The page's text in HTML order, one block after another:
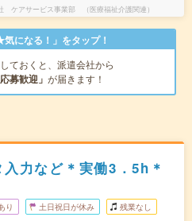
ケアサービス事業部 （医療福祉介護関連）
になる！」をタップ！
ておくと、派遣会社から
応募歓迎」 が届きます！
力など＊実働3．5h＊
り 土日祝日が休み 残業なし